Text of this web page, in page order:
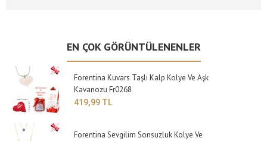
EN ÇOK GÖRÜNTÜLENENLER
Forentina Kuvars Taşlı Kalp Kolye Ve Aşk
Kavanozu Fr0268
419,99 TL
Forentina Sevgilim Sonsuzluk Kolye Ve